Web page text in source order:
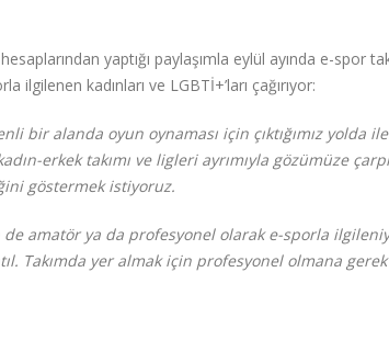
yaptığı paylaşımla eylül ayında e-spor
ilgilenen kadınları ve LGBTİ+’ları çağırıyor:
bir alanda oyun oynaması için çıktığımız
erkek takımı ve ligleri ayrımıyla gözümüze
göstermek istiyoruz.
amatör ya da profesyonel olarak e-sporla
Takımda yer almak için profesyonel olmana gerek